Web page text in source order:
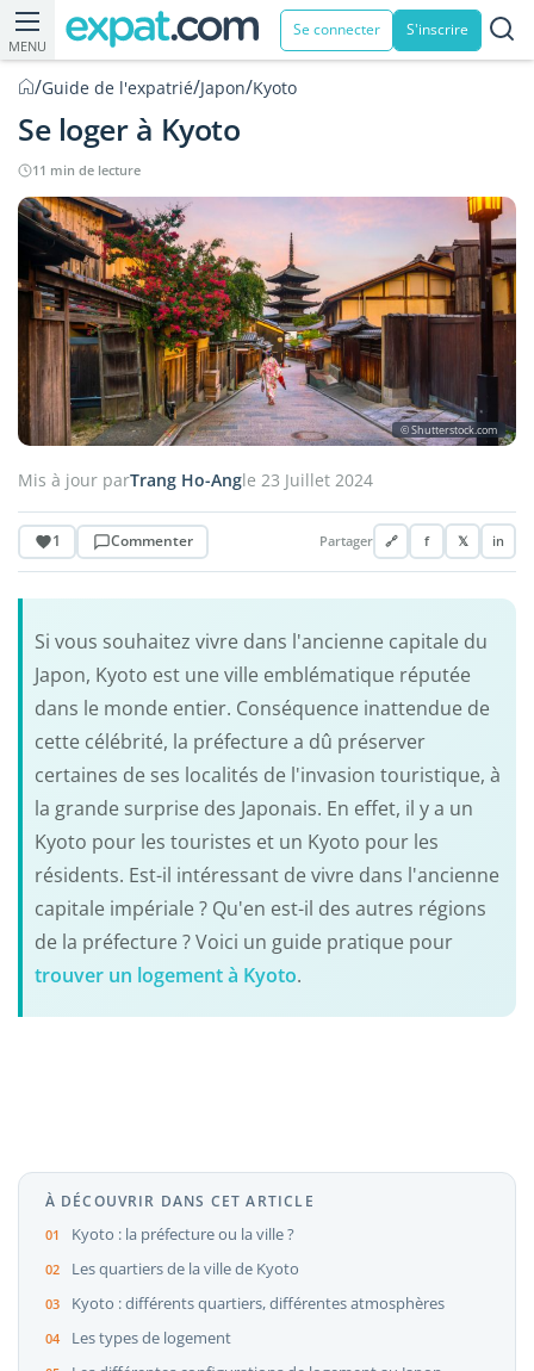
MENU
Se connecter S'inscrire
/Guide de l'expatrié/Japon/Kyoto
Se loger à Kyoto
11 min de lecture
© Shutterstock.com
Mis à jour parTrang Ho-Angle 23 Juillet 2024
1 Commenter Partager 🔗 f 𝕏 in
Si vous souhaitez vivre dans l'ancienne capitale du
Japon, Kyoto est une ville emblématique réputée
dans le monde entier. Conséquence inattendue de
cette célébrité, la préfecture a dû préserver
certaines de ses localités de l'invasion touristique, à
la grande surprise des Japonais. En effet, il y a un
Kyoto pour les touristes et un Kyoto pour les
résidents. Est-il intéressant de vivre dans l'ancienne
capitale impériale ? Qu'en est-il des autres régions
de la préfecture ? Voici un guide pratique pour
trouver un logement à Kyoto.
À DÉCOUVRIR DANS CET ARTICLE
Kyoto : la préfecture ou la ville ?
Les quartiers de la ville de Kyoto
Kyoto : différents quartiers, différentes atmosphères
Les types de logement